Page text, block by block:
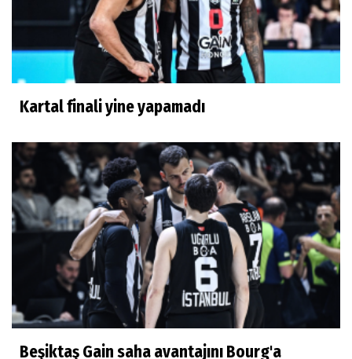
Kartal finali yine yapamadı
Beşiktaş Gain saha avantajını Bourg'a